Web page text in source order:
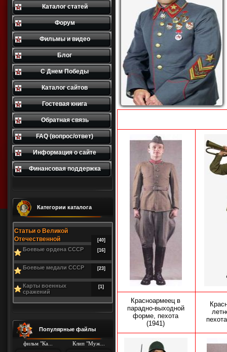
Каталог статей
Форум
Фильмы и видео
Блог
С Днем Победы
Каталог сайтов
Гостевая книга
Обратная связь
FAQ (вопрос/ответ)
Информация о сайте
Финансовая поддержка
Категории каталога
Статьи о Великой
Отечественной
[40]
Боевые ордена СССР [16]
Боевые медали СССР [23]
Карты военных
сражений
[1]
Популярные файлы
фильм "Ка... Клип "Муж...
Красноармеец в
парадно-выходной
форме, пехота
(1941)